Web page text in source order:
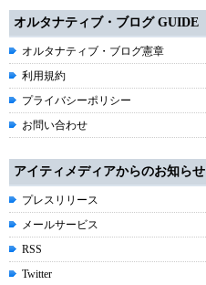
オルタナティブ・ブログ GUIDE
オルタナティブ・ブログ憲章
利用規約
プライバシーポリシー
お問い合わせ
アイティメディアからのお知らせ
プレスリリース
メールサービス
RSS
Twitter